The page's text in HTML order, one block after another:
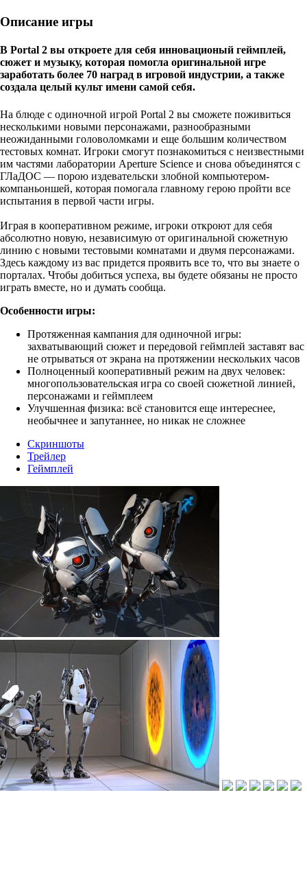
Описание игры
B Portal 2 вы откроете для себя инновационый геймплей,
сюжет и музыку, которая помогла оригинальной игре
заработать более 70 наград в игровой индустрии, а также
создала целый культ имени самой себя.
На блюде с одиночной игрой Portal 2 вы сможете поживиться
несколькими новыми персонажами, разнообразными
неожиданными головоломками и еще большим количеством
тестовых комнат. Игроки смогут познакомиться с неизвестными
им частями лаборатории Aperture Science и снова объединятся с
ГЛаДОС — порою издевательски злобной компьютером-
компаньоншей, которая помогала главному герою пройти все
испытания в первой части игры.
Играя в кооперативном режиме, игроки откроют для себя
абсолютно новую, независимую от оригинальной сюжетную
линию с новыми тестовыми комнатами и двумя персонажами.
Здесь каждому из вас придется проявить все то, что вы знаете о
порталах. Чтобы добиться успеха, вы будете обязаны не просто
играть вместе, но и думать сообща.
Особенности игры:
Протяженная кампания для одиночной игры:
захватывающий сюжет и передовой геймплей заставят вас
не отрываться от экрана на протяжении нескольких часов
Полноценный кооперативный режим на двух человек:
многопользовательская игра со своей сюжетной линией,
персонажами и геймплеем
Улучшенная физика: всё становится еще интереснее,
необычнее и запутаннее, но никак не сложнее
Скриншоты
Трейлер
Геймплей